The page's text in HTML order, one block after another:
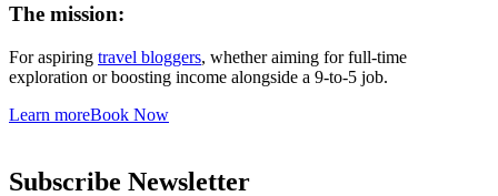
The mission:
For aspiring travel bloggers, whether aiming for full-time
exploration or boosting income alongside a 9-to-5 job.
Learn moreBook Now
Subscribe Newsletter